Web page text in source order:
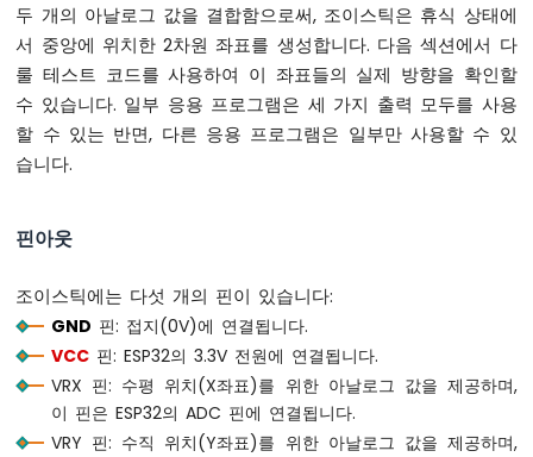
로
파
이
썬
-
버
튼
이
파
이
썬
-
-
두 개의 아날로그 값을 결합함으로써, 조이스틱은 휴식 상태에
서 중앙에 위치한 2차원 좌표를 생성합니다. 다음 섹션에서 다
룰 테스트 코드를 사용하여 이 좌표들의 실제 방향을 확인할
수 있습니다. 일부 응용 프로그램은 세 가지 출력 모두를 사용
할 수 있는 반면, 다른 응용 프로그램은 일부만 사용할 수 있
습니다.
핀아웃
조이스틱에는 다섯 개의 핀이 있습니다:
GND 핀: 접지(0V)에 연결됩니다.
VCC 핀: ESP32의 3.3V 전원에 연결됩니다.
VRX 핀: 수평 위치(X좌표)를 위한 아날로그 값을 제공하며,
이 핀은 ESP32의 ADC 핀에 연결됩니다.
VRY 핀: 수직 위치(Y좌표)를 위한 아날로그 값을 제공하며,